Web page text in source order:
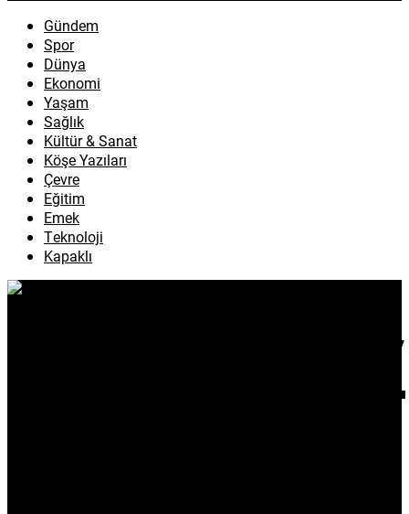
Gündem
Spor
Dünya
Ekonomi
Yaşam
Sağlık
Kültür & Sanat
Köşe Yazıları
Çevre
Eğitim
Emek
Teknoloji
Kapaklı